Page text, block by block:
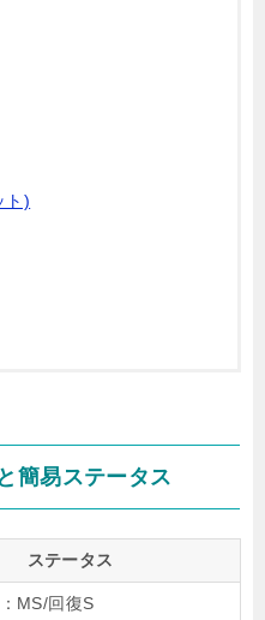
ト)
簡易ステータス
ステータス
MS/回復S